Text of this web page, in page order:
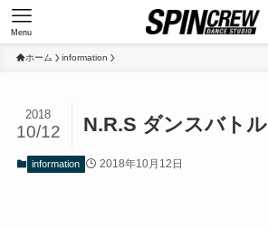
Menu
ホーム information
N.R.S ダンスバトル
2018
10/12
information 2018年10月12日